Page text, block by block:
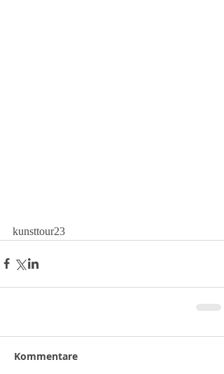
kunsttour23
Kommentare